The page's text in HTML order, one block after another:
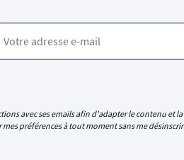
Votre adresse e-mail
avec ses emails afin d'adapter le contenu et
préférences à tout moment sans me